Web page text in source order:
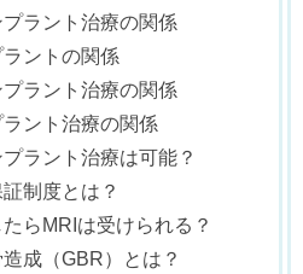
ラント治療の関係
ントの関係
ラント治療の関係
ント治療の関係
ラント治療は可能？
制度とは？
らMRIは受けられる？
成（GBR）とは？